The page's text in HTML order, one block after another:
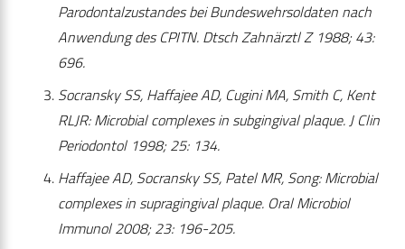
Parodontalzustandes bei Bundeswehrsoldaten nach
Anwendung des CPITN. Dtsch Zahnärztl Z 1988; 43:
696.
Socransky SS, Haffajee AD, Cugini MA, Smith C, Kent
RLJR: Microbial complexes in subgingival plaque. J Clin
Periodontol 1998; 25: 134.
Haffajee AD, Socransky SS, Patel MR, Song: Microbial
complexes in supragingival plaque. Oral Microbiol
Immunol 2008; 23: 196-205.